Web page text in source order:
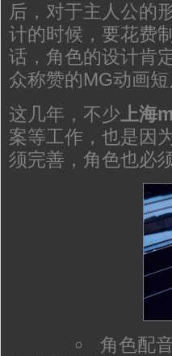
后，对于主人公的
计的时候，要花费
话，角色的设计肯
众称赞的MG动画
这几年，不少上海
案等工作，也是因
须完善，角色也必
角色配